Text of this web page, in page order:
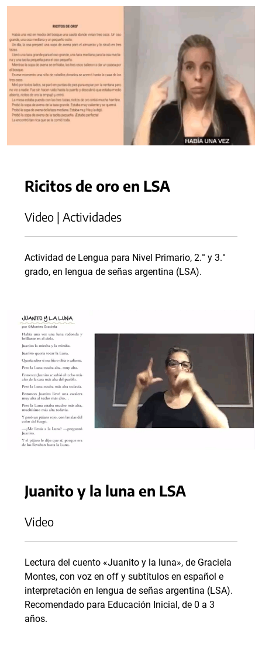
Ricitos de oro en LSA
Video | Actividades
Actividad de Lengua para Nivel Primario, 2.° y 3.°
grado, en lengua de señas argentina (LSA).
Juanito y la luna en LSA
Video
Lectura del cuento «Juanito y la luna», de Graciela
Montes, con voz en off y subtítulos en español e
interpretación en lengua de señas argentina (LSA).
Recomendado para Educación Inicial, de 0 a 3
años.